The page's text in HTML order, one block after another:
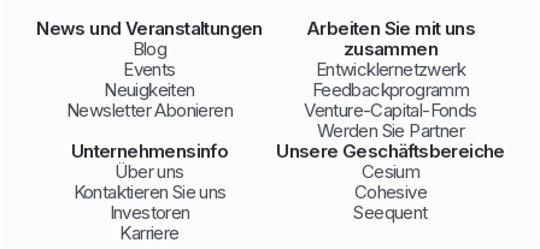
News und Veranstaltungen
Blog
Events
Neuigkeiten
Newsletter Abonieren
Arbeiten Sie mit uns
zusammen
Entwicklernetzwerk
Feedbackprogramm
Venture-Capital-Fonds
Werden Sie Partner
Unternehmensinfo
Über uns
Kontaktieren Sie uns
Investoren
Karriere
Unsere Geschäftsbereiche
Cesium
Cohesive
Seequent